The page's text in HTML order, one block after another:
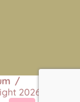
2026